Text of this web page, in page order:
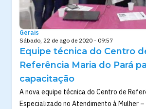
Gerais
Sábado, 22 de ago de 2020 - 09:57
Equipe técnica do Centro
Referência Maria do Pará
capacitação
A nova equipe técnica do Centro de
Especializado no Atendimento à Mulher –